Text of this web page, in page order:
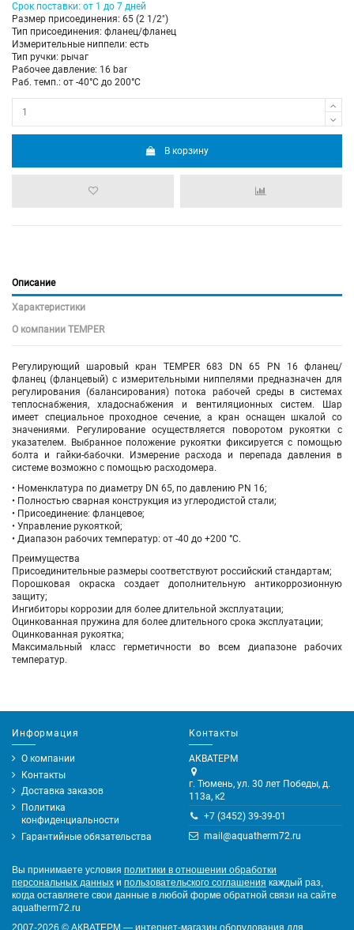
Срок поставки: от 1 до 7 дней
Размер присоединения: 65 (2 1/2")
Тип присоединения: фланец/фланец
Измерительные ниппели: есть
Тип ручки: рычаг
Рабочее давление: 16 bar
Раб. темп.: от -40°C до 200°C
В корзину
Описание
Характеристики
О компании TEMPER
Регулирующий шаровый кран TEMPER 683 DN 65 PN 16 фланец/
фланец (фланцевый)с измерительными ниппелями предназначен для
регулирования (балансирования) потока рабочей среды в системах
теплоснабжения, хладоснабжения и вентиляционных систем. Шар
имеет специальное проходное сечение, а кран оснащен шкалой со
значениями. Регулирование осуществляется поворотом рукоятки с
указателем. Выбранное положение рукоятки фиксируется с помощью
болта и гайки-бабочки. Измерение расхода и перепада давления в
системе возможно с помощью расходомера.
• Номенклатура по диаметру DN 65, по давлению PN 16;
• Полностью сварная конструкция из углеродистой стали;
• Присоединение: фланцевое;
• Управление рукояткой;
• Диапазон рабочих температур: от -40 до +200 °С.
Преимущества
Присоединительные размеры соответствуют российский стандартам;
Порошковая окраска создает дополнительную антикоррозионную
защиту;
Ингибиторы коррозии для более длительной эксплуатации;
Оцинкованная пружина для более длительного срока эксплуатации;
Оцинкованная рукоятка;
Максимальный класс герметичности во всем диапазоне рабочих
температур.
Информация
О компании
Контакты
Доставка заказов
Политика
конфиденциальности
Гарантийные обязательства
Контакты
АКВАТЕРМ
г. Тюмень, ул. 30 лет Победы, д.
113а, к2
+7 (3452) 39-39-01
mail@aquatherm72.ru
Вы принимаете условия политики в отношении обработки
персональных данных и пользовательского соглашения каждый раз,
когда оставляете свои данные в любой форме обратной связи на сайте
aquatherm72.ru